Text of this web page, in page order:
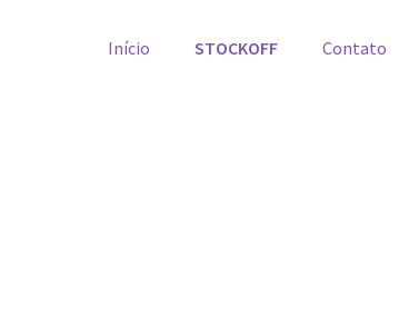
Início STOCKOFF Contato